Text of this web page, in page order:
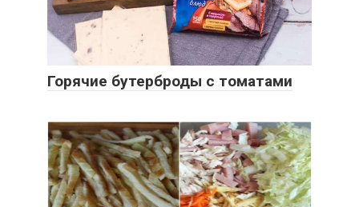
Горячие бутерброды с томатами